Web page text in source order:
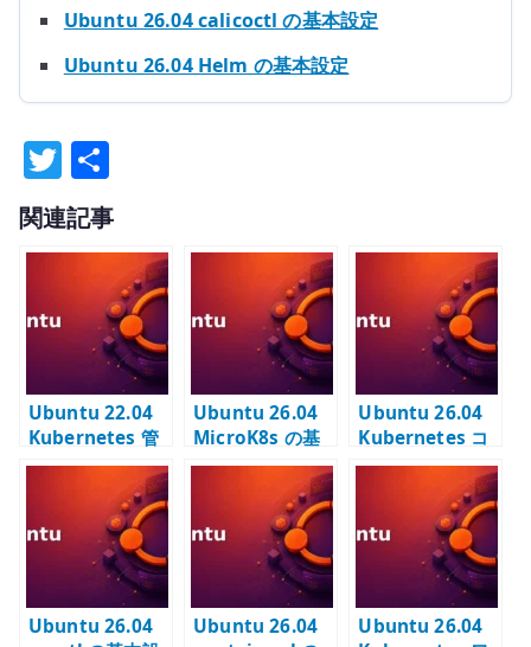
Ubuntu 26.04 calicoctl の基本設定
Ubuntu 26.04 Helm の基本設定
T
w
it
r
有
関連記事
Ubuntu 22.04
Kubernetes 管
理ツールのイン
kubectl / Helm
/ calicoctl の使
い分け
Ubuntu 26.04
MicroK8s の基
本設定 – snap で
Kubernetes を
構成する
Ubuntu 26.04
Kubernetes コ
ントロールプレ
ーンの構築 –
kubeadm init
と dual-stack
を扱う
Ubuntu 26.04
Ubuntu 26.04
Ubuntu 26.04